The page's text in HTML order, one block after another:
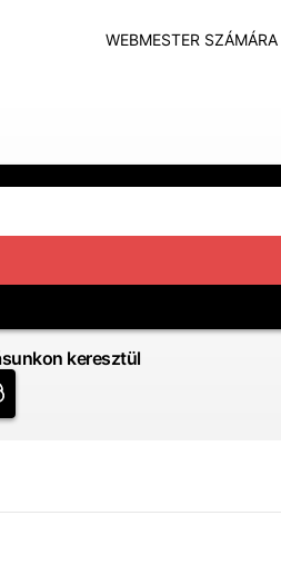
WEBMESTER SZÁMÁRA
keresztül